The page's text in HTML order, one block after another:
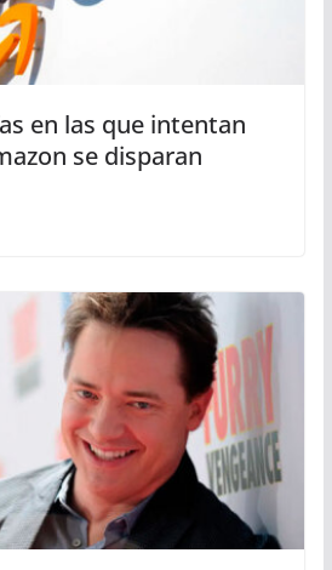
en las que intentan
se disparan